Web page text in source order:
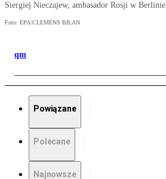
Siergiej Nieczajew, ambasador Rosji w Berlinie
Foto: EPA/CLEMENS BILAN
qm
Powiązane
Polecane
Najnowsze